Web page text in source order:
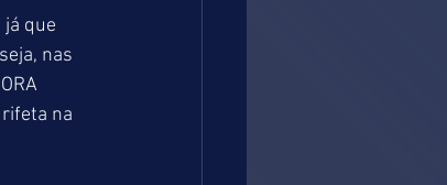
já que
nas
na